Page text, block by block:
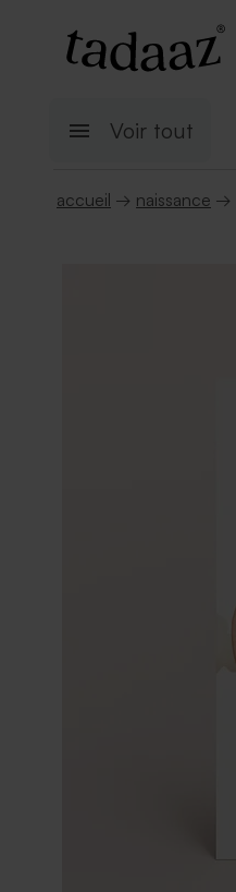
Voir tout
accueil → naissance →